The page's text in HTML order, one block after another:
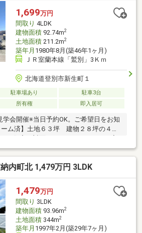
ン交換、ユニットバス交換、ボイラー交
台交換、床張替、照明器具交換等【おす
1,699万円
間取り 4LDK
建物面積92.74m2
土地面積211.2m2
築年月 1980年8月(築46年1ヶ月)
ＪＲ室蘭本線「鷲別」3Ｋｍ
北海道登別市新生町１
駐車場あり
駐車3台
所有権 即入居可
会開催※当日予約OK。ご希望日をお知
ーム済】土地６３坪 建物２８坪の４
の住宅は対面キッチンにしますので家
家事がこなせます。また、テレビやお
ら食事の用意ができるので機能的で快
１坪に交換、足を伸ばして入浴でき１
に、追炊機能付きですのでいつでも浴
湯に入浴できます。駐車場は住宅前の
いたしました。【リフォーム内容】外
チン交換、ユニットバス新品
内町北 1,479万円 3LDK
1,479万円
間取り 3LDK
建物面積93.96m2
土地面積344m2
築年月 1997年2月(築29年7ヶ月)